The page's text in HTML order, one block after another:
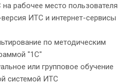
рабочее место пользователя
версия ИТС и интернет-сервисы
по методическим
"1С"
или групповое обучение
системой ИТС